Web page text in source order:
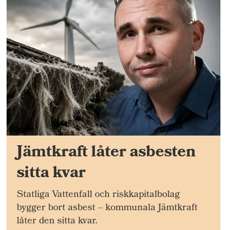
Jämtkraft låter asbesten
sitta kvar
Statliga Vattenfall och riskkapitalbolag
bygger bort asbest – kommunala Jämtkraft
låter den sitta kvar.